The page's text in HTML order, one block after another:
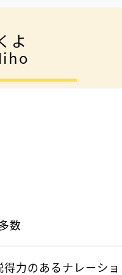
よ
数
得力のあるナレーシ